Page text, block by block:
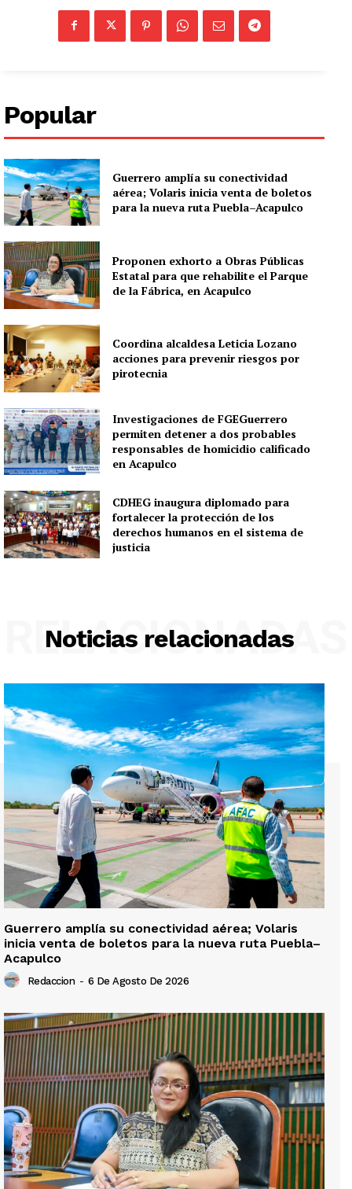
Popular
Guerrero amplía su conectividad
aérea; Volaris inicia venta de boletos
para la nueva ruta Puebla–Acapulco
Proponen exhorto a Obras Públicas
Estatal para que rehabilite el Parque
de la Fábrica, en Acapulco
Coordina alcaldesa Leticia Lozano
acciones para prevenir riesgos por
pirotecnia
Investigaciones de FGEGuerrero
permiten detener a dos probables
responsables de homicidio calificado
en Acapulco
CDHEG inaugura diplomado para
fortalecer la protección de los
derechos humanos en el sistema de
justicia
Noticias relacionadas
RELACIONADAS
Guerrero amplía su conectividad aérea; Volaris
inicia venta de boletos para la nueva ruta Puebla–
Acapulco
Redaccion - 6 De Agosto De 2026